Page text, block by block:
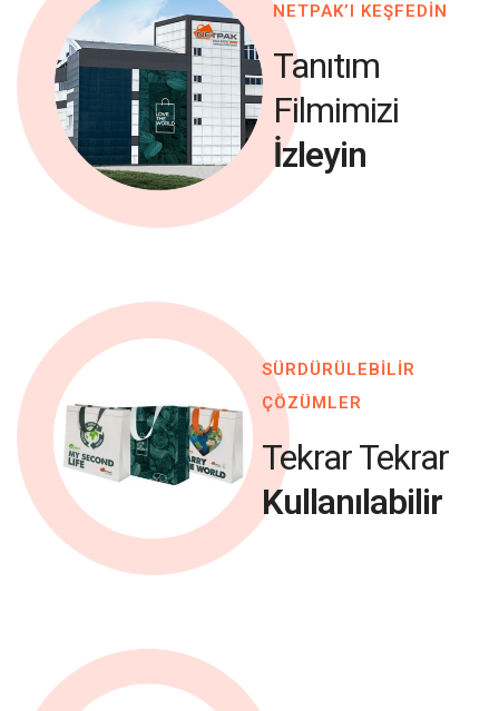
NETPAK’I KEŞFEDİN
Tanıtım
Filmimizi
İzleyin
SÜRDÜRÜLEBİLİR
ÇÖZÜMLER
Tekrar Tekrar
Kullanılabilir